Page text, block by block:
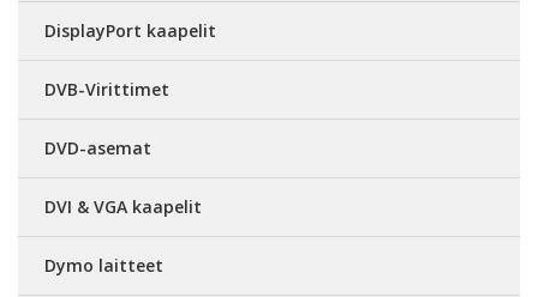
DisplayPort kaapelit
DVB-Virittimet
DVD-asemat
DVI & VGA kaapelit
Dymo laitteet